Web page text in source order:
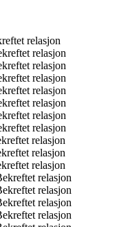
relasjon
relasjon
relasjon
relasjon
relasjon
relasjon
relasjon
relasjon
relasjon
relasjon
relasjon
relasjon
relasjon
relasjon
relasjon